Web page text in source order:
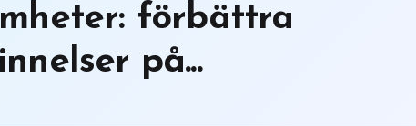
förbättra
på...